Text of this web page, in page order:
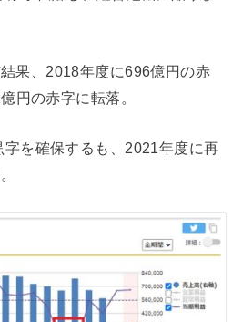
果、2018年度に696億円の赤
円の赤字に転落。
を確保するも、2021年度に再